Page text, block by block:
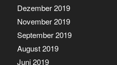
Dezember 2019
November 2019
September 2019
August 2019
Juni 2019